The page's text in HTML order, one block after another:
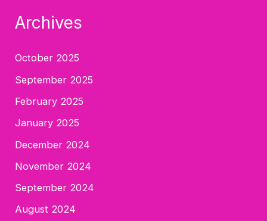
Archives
October 2025
September 2025
February 2025
January 2025
December 2024
November 2024
September 2024
August 2024